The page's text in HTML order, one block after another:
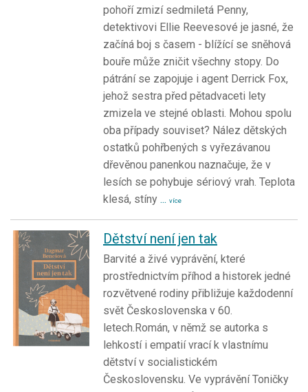
pohoří zmizí sedmiletá Penny,
detektivovi Ellie Reevesové je jasné, že
začíná boj s časem - blížící se sněhová
bouře může zničit všechny stopy. Do
pátrání se zapojuje i agent Derrick Fox,
jehož sestra před pětadvaceti lety
zmizela ve stejné oblasti. Mohou spolu
oba případy souviset? Nález dětských
ostatků pohřbených s vyřezávanou
dřevěnou panenkou naznačuje, že v
lesích se pohybuje sériový vrah. Teplota
klesá, stíny ... více
Dětství není jen tak
Barvité a živé vyprávění, které
prostřednictvím příhod a historek jedné
rozvětvené rodiny přibližuje každodenní
svět Československa v 60.
letech.Román, v němž se autorka s
lehkostí i empatií vrací k vlastnímu
dětství v socialistickém
Československu. Ve vyprávění Toničky